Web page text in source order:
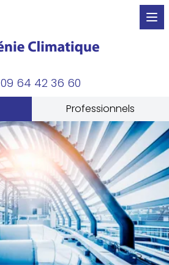
09 64 42 36 60
Professionnels